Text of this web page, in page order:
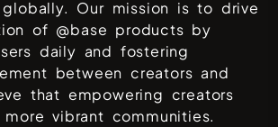
Our mission is to drive
of @base products by
daily and fostering
between creators and
that empowering creators
vibrant communities.